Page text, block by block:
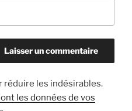
les indésirables.
les données de vos